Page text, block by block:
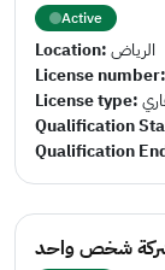
Active
Location:الرياض
License number:
License type:
Qualification
Qualification
شركة شخص واحد